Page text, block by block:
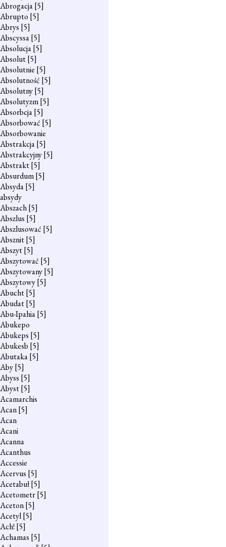
Abrogacja[5]
Abrupto [5]
Abrys [5]
Abscyssa[5]
Absolucja[5]
Absolut[5]
Absolutnie [5]
Absolutność [5]
Absolutny[5]
Absolutyzm[5]
Absorbcja[5]
Absorbować [5]
Absorbowanie
Abstrakcja[5]
Abstrakcyjny[5]
Abstrakt[5]
Absurdum[5]
Absyda[5]
absydy
Abszach[5]
Abszlus [5]
Abszlusować [5]
Absznit[5]
Abszyt[5]
Abszytować [5]
Abszytowany[5]
Abszytowy[5]
Abucht[5]
Abudat[5]
Abu-Ipahia[5]
Abukepo
Abukeps [5]
Abukesb [5]
Abutaka[5]
Aby[5]
Abyss [5]
Abyst[5]
Acamarchis
Acan[5]
Acan
Acani
Acanna
Acanthus
Accessie
Acervus [5]
Acetabuł[5]
Acetometr[5]
Aceton[5]
Acetyl[5]
Ach! [5]
Achamas [5]